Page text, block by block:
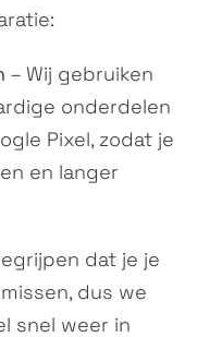
Wildfire E3 lite
N/A
Desire 22 Pro
– Wij gebruiken
onderdelen
Pixel, zodat je
en langer
dat je je
dus we
snel weer in